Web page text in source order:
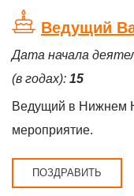
Ведущий
Дата начала
(в годах): 15
Ведущий в Нижнем
мероприятие.
ПОЗДРАВИТЬ